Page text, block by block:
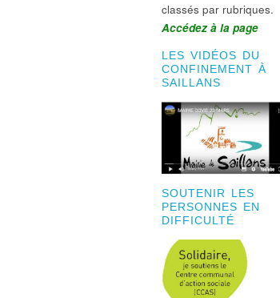
classés par rubriques.
Accédez à la page
LES VIDÉOS DU
CONFINEMENT À
SAILLANS
SOUTENIR LES
PERSONNES EN
DIFFICULTÉ